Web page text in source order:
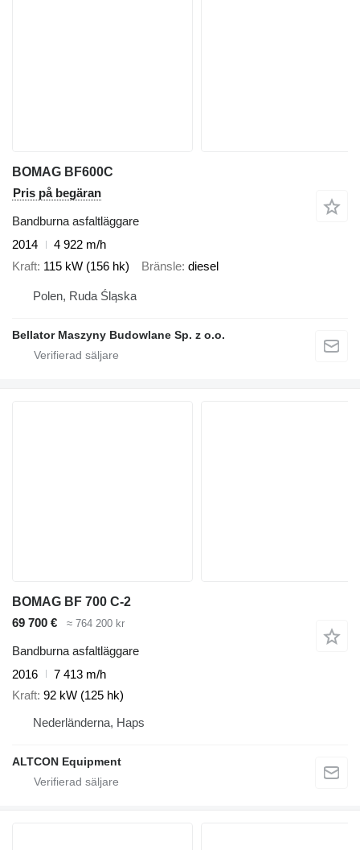
BOMAG BF600C
Pris på begäran
Bandburna asfaltläggare
2014
4 922 m/h
Kraft 115 kW (156 hk) Bränsle diesel
Polen, Ruda Śląska
Bellator Maszyny Budowlane Sp. z o.o.
BOMAG BF 700 C-2
69 700 €
≈ 764 200 kr
Bandburna asfaltläggare
2016
7 413 m/h
Kraft 92 kW (125 hk)
Nederländerna, Haps
ALTCON Equipment